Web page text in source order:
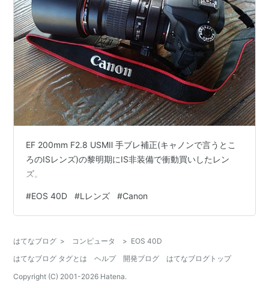
EF 200mm F2.8 USMⅡ 手ブレ補正(キャノンで言うとこ
ろのISレンズ)の黎明期にIS非装備で衝動買いしたレン
ズ。
#EOS 40D #Lレンズ #Canon
はてなブログ > コンピュータ > EOS 40D
はてなブログ タグとは
ヘルプ 開発ブログ
はてなブログトップ
Copyright (C) 2001-2026 Hatena.